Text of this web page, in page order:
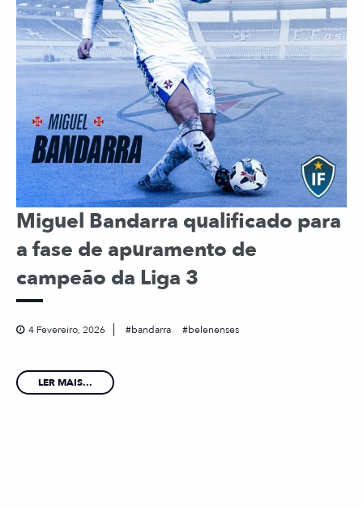
Miguel Bandarra qualificado para
a fase de apuramento de
campeão da Liga 3
4 Fevereiro, 2026 bandarra belenenses
LER MAIS...